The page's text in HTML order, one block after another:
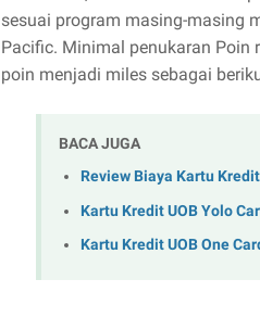
sesuai program masing-masing
Pacific. Minimal penukaran Poin
poin menjadi miles sebagai
BACA JUGA
Review Biaya Kartu
Kartu Kredit UOB Yolo
Kartu Kredit UOB One